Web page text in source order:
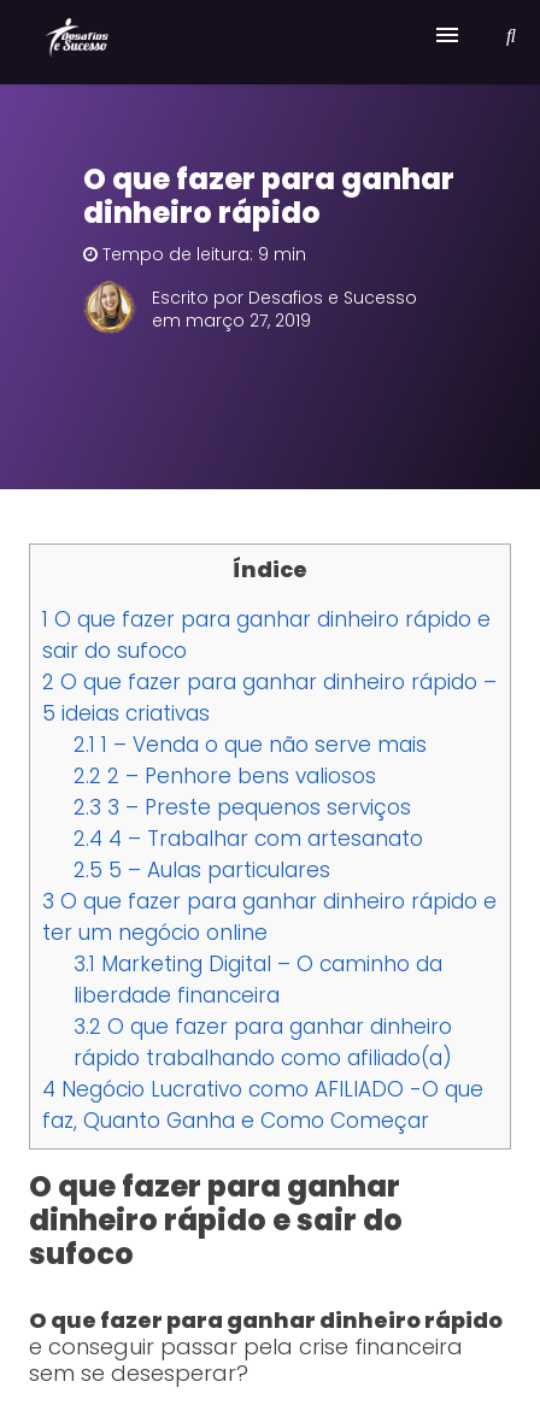
Serviços
Sobre Desafios e Sucesso
O que fazer para ganhar
dinheiro rápido
Tempo de leitura: 9 min
Escrito por Desafios e Sucesso
em março 27, 2019
Índice
1 O que fazer para ganhar dinheiro rápido e
sair do sufoco
2 O que fazer para ganhar dinheiro rápido –
5 ideias criativas
2.1 1 – Venda o que não serve mais
2.2 2 – Penhore bens valiosos
2.3 3 – Preste pequenos serviços
2.4 4 – Trabalhar com artesanato
2.5 5 – Aulas particulares
3 O que fazer para ganhar dinheiro rápido e
ter um negócio online
3.1 Marketing Digital – O caminho da
liberdade financeira
3.2 O que fazer para ganhar dinheiro
rápido trabalhando como afiliado(a)
4 Negócio Lucrativo como AFILIADO -O que
faz, Quanto Ganha e Como Começar
O que fazer para ganhar
dinheiro rápido e sair do
sufoco
O que fazer para ganhar dinheiro rápido
e conseguir passar pela crise financeira
sem se desesperar?